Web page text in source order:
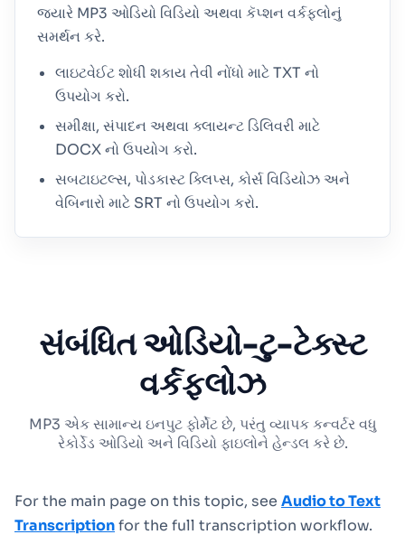
જ્યારે MP3 ઓડિયો વિડિયો અથવા કૅપ્શન વર્કફ્લોનું
સમર્થન કરે.
લાઇટવેઈટ શોધી શકાય તેવી નોંધો માટે TXT નો
ઉપયોગ કરો.
સમીક્ષા, સંપાદન અથવા ક્લાયન્ટ ડિલિવરી માટે
DOCX નો ઉપયોગ કરો.
સબટાઇટલ્સ, પોડકાસ્ટ ક્લિપ્સ, કોર્સ વિડિયોઝ અને
વેબિનારો માટે SRT નો ઉપયોગ કરો.
સંબંધિત ઓડિયો-ટુ-ટેક્સ્ટ
વર્કફ્લોઝ
MP3 એક સામાન્ય ઇનપુટ ફોર્મેટ છે, પરંતુ વ્યાપક કન્વર્ટર વધુ
રેકોર્ડેડ ઓડિયો અને વિડિયો ફાઇલોને હેન્ડલ કરે છે.
For the main page on this topic, see Audio to Text
Transcriptionfor the full transcription workflow.